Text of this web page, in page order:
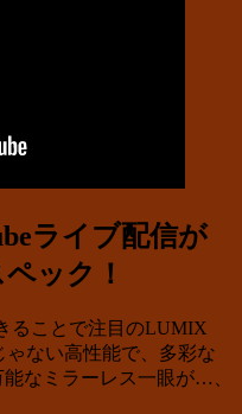
ライブ配信が
ック！
ることで注目のLUMIX
ない高性能で、多彩な
なミラーレス一眼が…、